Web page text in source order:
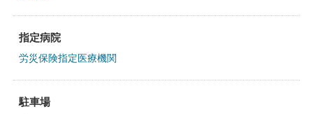
指定病院
労災保険指定医療機関
駐車場